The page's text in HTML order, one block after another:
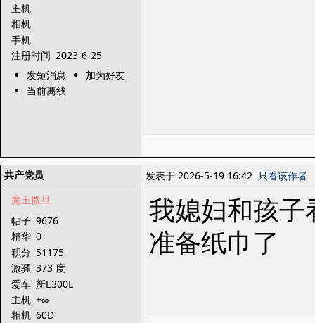
主机
相机
手机
注册时间 2023-6-25
发短消息
加为好友
当前离线
共产党员
魔王撒旦
帖子 9676
精华 0
积分 51175
激骚 373 度
爱车 新E300L
主机 +∞
相机 60D
发表于 2026-5-19 16:42 只看该作者
我媳妇和孩
准备纸巾了